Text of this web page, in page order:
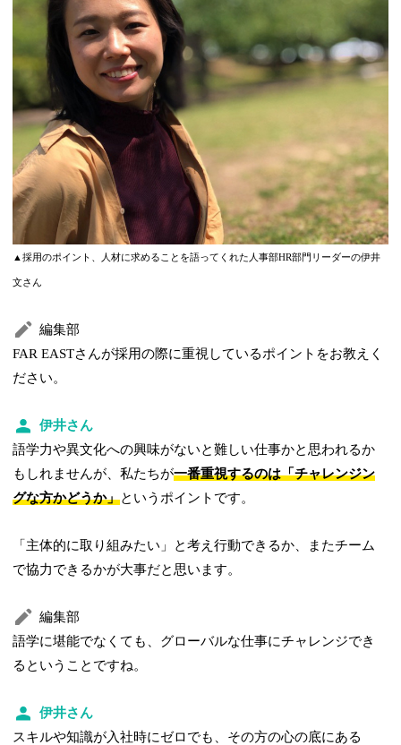
▲採用のポイント、人材に求めることを語ってくれた人事部HR部門リーダーの伊井
文さん
編集部
FAR EASTさんが採用の際に重視しているポイントをお教えく
ださい。
伊井さん
語学力や異文化への興味がないと難しい仕事かと思われるか
もしれませんが、私たちが一番重視するのは「チャレンジン
グな方かどうか」というポイントです。
「主体的に取り組みたい」と考え行動できるか、またチーム
で協力できるかが大事だと思います。
編集部
語学に堪能でなくても、グローバルな仕事にチャレンジでき
るということですね。
伊井さん
スキルや知識が入社時にゼロでも、その方の心の底にある